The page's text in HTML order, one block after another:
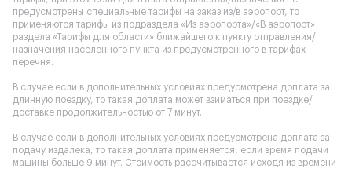
предусмотрены специальные тарифы на заказ из/в аэропорт, то
применяются тарифы из подраздела «Из аэропорта»/«В аэропорт»
раздела «Тарифы для области» ближайшего к пункту отправления/
назначения населенного пункта из предусмотренного в тарифах
перечня.
В случае если в дополнительных условиях предусмотрена доплата за
длинную поездку, то такая доплата может взиматься при поездке/
доставке продолжительностью от 7 минут.
В случае если в дополнительных условиях предусмотрена доплата за
подачу издалека, то такая доплата применяется, если время подачи
машины больше 9 минут. Стоимость рассчитывается исходя из времени